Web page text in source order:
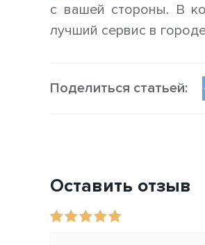
с вашей стороны. В
лучший сервис в
Поделиться статьей:
Оставить отзыв